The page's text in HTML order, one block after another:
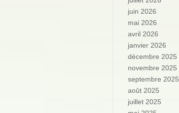
juin 2026
mai 2026
avril 2026
janvier 2026
décembre 2025
novembre 2025
septembre 2025
août 2025
juillet 2025